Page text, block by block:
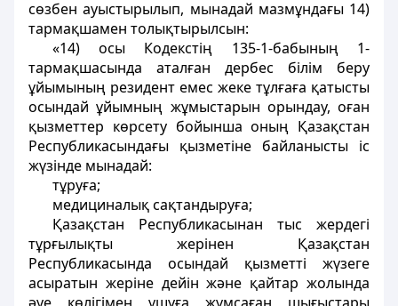
сөзбен ауыстырылып, мынадай мазмұндағы 14)
тармақшамен толықтырылсын:
«14) осы Кодекстiң 135-1-бабының 1-
тармақшасында аталған дербес білім беру
ұйымының резидент емес жеке тұлғаға қатысты
осындай ұйымның жұмыстарын орындау, оған
қызметтер көрсету бойынша оның Қазақстан
Республикасындағы қызметiне байланысты iс
жүзiнде мынадай:
тұруға;
медициналық сақтандыруға;
Қазақстан Республикасынан тыс жердегi
тұрғылықты жерiнен Қазақстан
Республикасында осындай қызметтi жүзеге
асыратын жерiне дейiн және қайтар жолында